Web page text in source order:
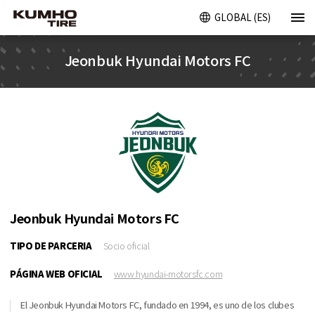
GLOBAL (ES)
Jeonbuk Hyundai Motors FC
Jeonbuk Hyundai Motors FC
TIPO DE PARCERIA Socio oficial
PÁGINA WEB OFICIAL www.hyundai-motorsfc.com
El Jeonbuk Hyundai Motors FC, fundado en 1994, es uno de los clubes